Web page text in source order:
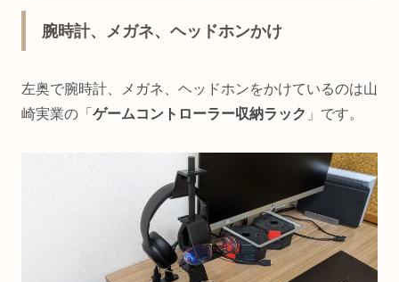
腕時計、メガネ、ヘッドホンかけ
左奥で腕時計、メガネ、ヘッドホンをかけているのは山
崎実業の「 ゲームコントローラー収納ラック 」です。